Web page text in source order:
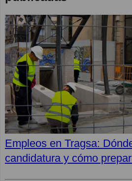
Empleos en Tragsa:
candidatura y cómo